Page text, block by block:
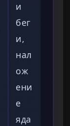
и
бег
и,
нал
ож
ени
е
яда